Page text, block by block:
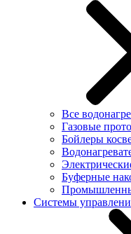
Все
Газовые
Бойлеры
Буферные
Системы